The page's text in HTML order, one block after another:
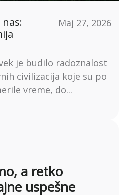
Maj 27, 2026
je budilo radoznalost
civilizacija koje su po
vreme, do...
a retko
uspešne